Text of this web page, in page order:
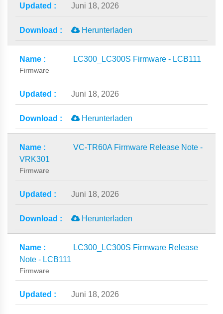
Juni 18, 2026
Herunterladen
LC300_LC300S Firmware - LCB111
Firmware
Juni 18, 2026
Herunterladen
VC-TR60A Firmware Release Note -
VRK301
Firmware
Juni 18, 2026
Herunterladen
LC300_LC300S Firmware Release
Note - LCB111
Firmware
Juni 18, 2026